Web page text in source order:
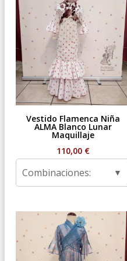
Vestido Flamenca Niña
ALMA Blanco Lunar
Maquillaje
110,00 €
Combinaciones: